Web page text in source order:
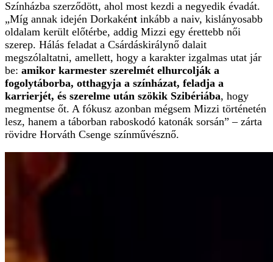
Színházba szerződött, ahol most kezdi a negyedik évadát.
„Míg annak idején Dorkaként inkább a naiv, kislányosabb
oldalam került előtérbe, addig Mizzi egy érettebb női
szerep. Hálás feladat a Csárdáskirálynő dalait
megszólaltatni, amellett, hogy a karakter izgalmas utat jár
be: amikor karmester szerelmét elhurcolják a
fogolytáborba, otthagyja a színházat, feladja a
karrierjét, és szerelme után szökik Szibériába, hogy
megmentse őt. A fókusz azonban mégsem Mizzi történetén
lesz, hanem a táborban raboskodó katonák sorsán” – zárta
rövidre Horváth Csenge színművésznő.